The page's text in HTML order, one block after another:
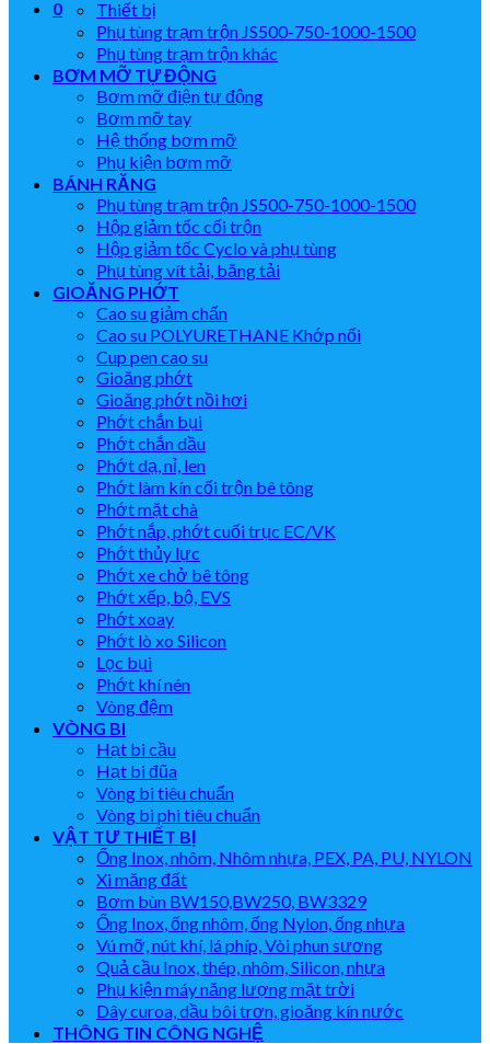
0
Thiết bị
Phụ tùng trạm trộn JS500-750-1000-1500
Phụ tùng trạm trộn khác
BƠM MỠ TỰ ĐỘNG
Bơm mỡ điện tự động
Bơm mỡ tay
Hệ thống bơm mỡ
Phụ kiện bơm mỡ
BÁNH RĂNG
Phụ tùng trạm trộn JS500-750-1000-1500
Hộp giảm tốc cối trộn
Hộp giảm tốc Cyclo và phụ tùng
Phụ tùng vít tải, băng tải
GIOĂNG PHỚT
Cao su giảm chấn
Cao su POLYURETHANE Khớp nối
Cup pen cao su
Gioăng phớt
Gioăng phớt nồi hơi
Phớt chắn bụi
Phớt chắn dầu
Phớt dạ, nỉ, len
Phớt làm kín cối trộn bê tông
Phớt mặt chà
Phớt nắp, phớt cuối trục EC/VK
Phớt thủy lực
Phớt xe chở bê tông
Phớt xếp, bộ, EVS
Phớt xoay
Phớt lò xo Silicon
Lọc bụi
Phớt khí nén
Vòng đệm
VÒNG BI
Hạt bi cầu
Hạt bi đũa
Vòng bi tiêu chuẩn
Vòng bi phi tiêu chuẩn
VẬT TƯ THIẾT BỊ
Ống Inox, nhôm, Nhôm nhựa, PEX, PA, PU, NYLON
Xi măng đất
Bơm bùn BW150,BW250, BW3329
Ống Inox, ống nhôm, ống Nylon, ống nhựa
Vú mỡ, nút khí, lá phíp, Vòi phun sương
Quả cầu Inox, thép, nhôm, Silicon, nhựa
Phụ kiện máy năng lượng mặt trời
Dây curoa, dầu bôi trơn, gioăng kín nước
THÔNG TIN CÔNG NGHỆ